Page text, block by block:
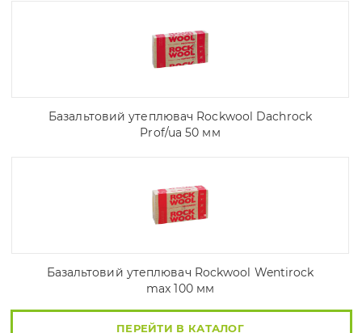
Базальтовий утеплювач Rockwool Dachrock
Prof/ua 50 мм
Базальтовий утеплювач Rockwool Wentirock
max 100 мм
ПЕРЕЙТИ В КАТАЛОГ